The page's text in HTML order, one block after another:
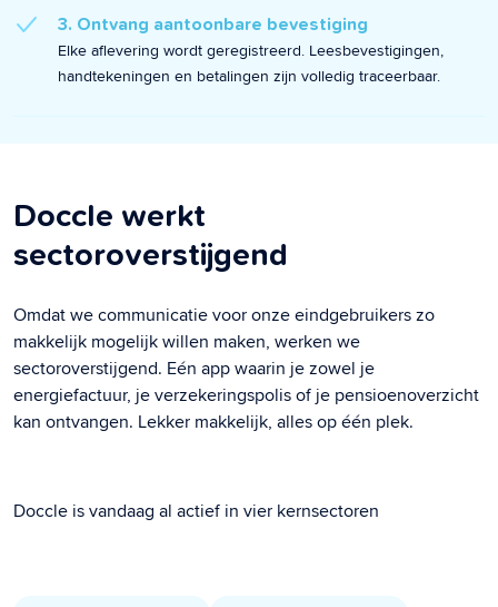
3. Ontvang aantoonbare bevestiging
Elke aflevering wordt geregistreerd. Leesbevestigingen,
handtekeningen en betalingen zijn volledig traceerbaar.
Doccle werkt
sectoroverstijgend
Omdat we communicatie voor onze eindgebruikers zo
makkelijk mogelijk willen maken, werken we
sectoroverstijgend. Eén app waarin je zowel je
energiefactuur, je verzekeringspolis of je pensioenoverzicht
kan ontvangen. Lekker makkelijk, alles op één plek.
Doccle is vandaag al actief in vier kernsectoren